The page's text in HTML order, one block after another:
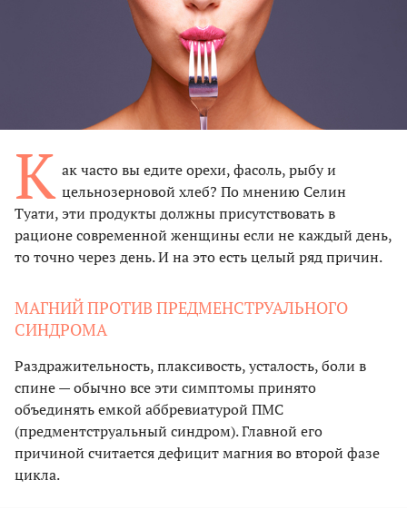
К ак часто вы едите орехи, фасоль, рыбу и
цельнозерновой хлеб? По мнению Селин
Туати, эти продукты должны присутствовать в
рационе современной женщины если не каждый день,
то точно через день. И на это есть целый ряд причин.
МАГНИЙ ПРОТИВ ПРЕДМЕНСТРУАЛЬНОГО
СИНДРОМА
Раздражительность, плаксивость, усталость, боли в
спине — обычно все эти симптомы принято
объединять емкой аббревиатурой ПМС
(предментструальный синдром). Главной его
причиной считается дефицит магния во второй фазе
цикла.